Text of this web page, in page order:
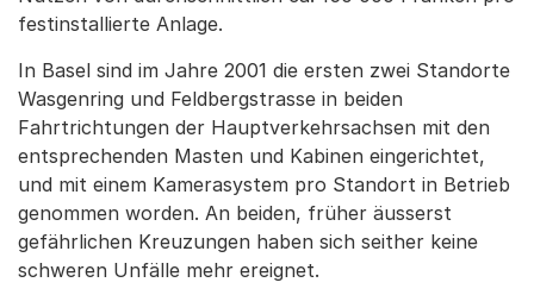
festinstallierte Anlage.
In Basel sind im Jahre 2001 die ersten zwei Standorte
Wasgenring und Feldbergstrasse in beiden
Fahrtrichtungen der Hauptverkehrsachsen mit den
entsprechenden Masten und Kabinen eingerichtet,
und mit einem Kamerasystem pro Standort in Betrieb
genommen worden. An beiden, früher äusserst
gefährlichen Kreuzungen haben sich seither keine
schweren Unfälle mehr ereignet.